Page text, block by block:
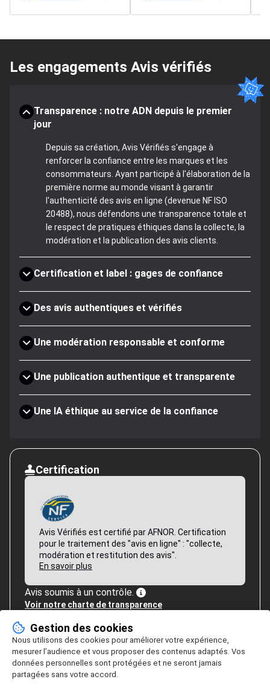
Les engagements Avis vérifiés
Transparence : notre ADN depuis le premier
jour
Depuis sa création, Avis Vérifiés s'engage à
renforcer la confiance entre les marques et les
consommateurs. Ayant participé à l'élaboration de la
première norme au monde visant à garantir
l'authenticité des avis en ligne (devenue NF ISO
20488), nous défendons une transparence totale et
le respect de pratiques éthiques dans la collecte, la
modération et la publication des avis clients.
Certification et label : gages de confiance
Des avis authentiques et vérifiés
Une modération responsable et conforme
Une publication authentique et transparente
Une IA éthique au service de la confiance
Certification
Avis Vérifiés est certifié par AFNOR. Certification
pour le traitement des "avis en ligne" : "collecte,
modération et restitution des avis".
En savoir plus
Avis soumis à un contrôle.
Voir notre charte de transparence
Gestion des cookies
Nous utilisons des cookies pour améliorer votre expérience,
mesurer l’audience et vous proposer des contenus adaptés. Vos
données personnelles sont protégées et ne seront jamais
partagées sans votre accord.